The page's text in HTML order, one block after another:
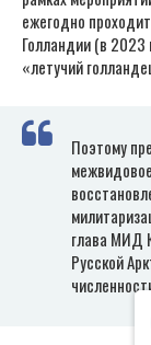
ежегодно
Голландии (в
«летучий
Поэтому
глава МИД
Русской